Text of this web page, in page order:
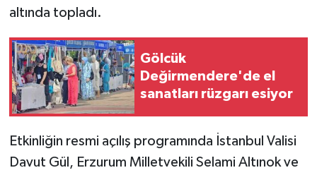
altında topladı.
Gölcük
Değirmendere'de el
sanatları rüzgarı esiyor
Etkinliğin resmi açılış programında İstanbul Valisi
Davut Gül, Erzurum Milletvekili Selami Altınok ve
Kadın
KÜLTÜR SANAT
MAGAZİN
POLİTİKA